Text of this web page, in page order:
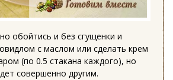
обойтись и без сгущенки и
с маслом или сделать крем
(по 0.5 стакана каждого), но
совершенно другим.